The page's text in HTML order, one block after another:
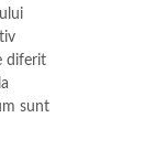
diferit
sunt